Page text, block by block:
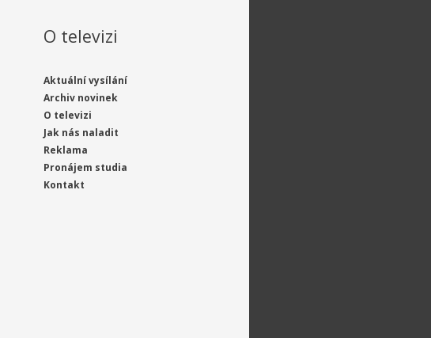
O televizi
Aktuální vysílání
Archiv novinek
O televizi
Jak nás naladit
Reklama
Pronájem studia
Kontakt